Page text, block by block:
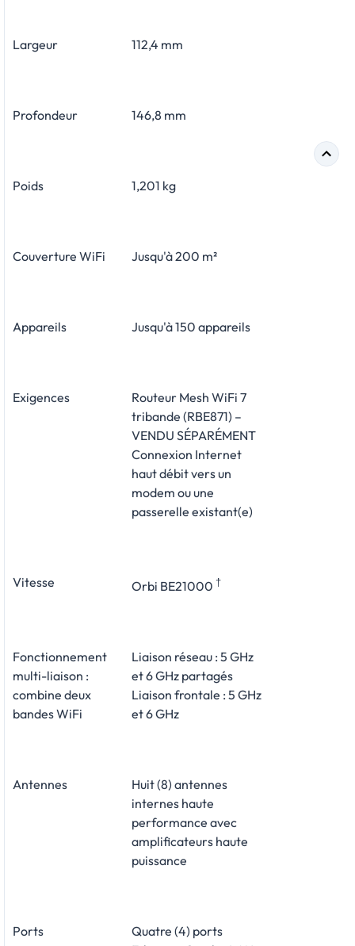
Largeur 112,4 mm
Profondeur 146,8 mm
Poids 1,201 kg
Couverture WiFi Jusqu'à 200 m²
Appareils Jusqu'à 150 appareils
Exigences
Routeur Mesh WiFi 7
tribande (RBE871) –
VENDU SÉPARÉMENT
Connexion Internet
haut débit vers un
modem ou une
passerelle existant(e)
Vitesse Orbi BE21000 †
Fonctionnement
multi-liaison :
combine deux
bandes WiFi
Liaison réseau : 5 GHz
et 6 GHz partagés
Liaison frontale : 5 GHz
et 6 GHz
Antennes
Huit (8) antennes
internes haute
performance avec
amplificateurs haute
puissance
Ports
Quatre (4) ports